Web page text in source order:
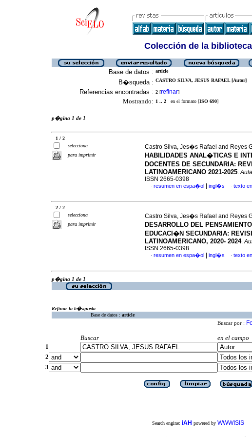
Colección de la biblioteca
Base de datos : article
B�squeda : CASTRO SILVA, JESUS RAFAEL [Autor]
Referencias encontradas : 2 [refinar]
Mostrando: 1 .. 2 en el formato [ISO 690]
p�gina 1 de 1
1 / 2
selecciona
para imprimir
Castro Silva, Jes�s Rafael and Reyes
HABILIDADES ANAL�TICAS E
DOCENTES DE SECUNDARIA:
LATINOAMERICANO 2021-2025.
ISSN 2665-0398
· resumen en espa�ol ingl�s · texto
2 / 2
selecciona
para imprimir
Castro Silva, Jes�s Rafael and Reyes
DESARROLLO DEL
EDUCACI�N SECUNDARIA:
LATINOAMERICANO, 2020- 2024.
ISSN 2665-0398
· resumen en espa�ol ingl�s · texto
p�gina 1 de 1
Refinar la b�squeda
Base de datos : article
Buscar por :
Buscar
en el campo
1
2
3
Search engine: iAH powered by WWWISIS